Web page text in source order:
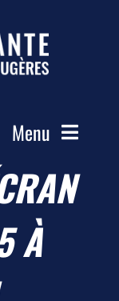
Menu
À